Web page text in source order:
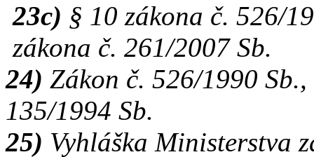
23c) § 10 zákona č. 526/
zákona č. 261/2007 Sb.
24) Zákon č. 526/1990
135/1994 Sb.
25) Vyhláška Ministerstva